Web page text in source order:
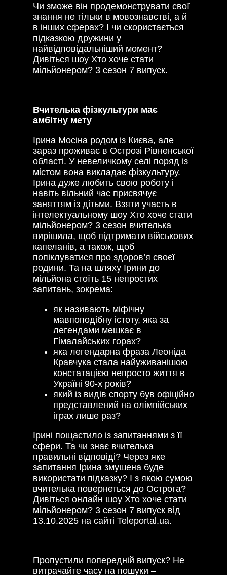
Чи зможе він продемонструвати свої
знання не тільки в мовознавстві, а й
в інших сферах? І чи скористається
підказкою дружини у
найвідповідальніший момент?
Дивіться шоу Хто хоче стати
мільйонером? 3 сезон 7 випуск.
Вчителька фізкультури має
амбітну мету
Ірина Мосіна родом із Києва, але
зараз проживає в Острозі Рівненської
області. У невеличкому селі поряд із
містом вона викладає фізкультуру.
Ірина дуже любить свою роботу і
навіть вільний час присвячує
заняттям із дітьми. Взяти участь в
інтелектуальному шоу Хто хоче стати
мільйонером? 3 сезон вчителька
вирішила, щоб підтримати військових
капеланів, а також, щоб
попіклуватися про здоров’я своєї
родини. Та на шляху Ірини до
мільйона стоїть 15 непростих
запитань, зокрема:
як називають міфічну
мавпоподібну істоту, яка за
легендами мешкає в
Гімалайських горах?
яка легендарна фраза Леоніда
Кравчука стала найуживанішою
констатацією непросто життя в
Україні 90-х років?
який із видів спорту був офіційно
представлений на олімпійських
іграх лише раз?
Ірині пощастило із запитаннями з її
сфери. Та чи знає вчителька
правильні відповіді? Через яке
запитання Ірина змушена буде
використати підказку? І з якою сумою
вчителька повернеться до Острога?
Дивіться онлайн шоу Хто хоче стати
мільйонером? 3 сезон 7 випуск від
13.10.2025 на сайті Teleportal.ua.
Пропустили попередній випуск? Не
витрачайте часу на пошуки –